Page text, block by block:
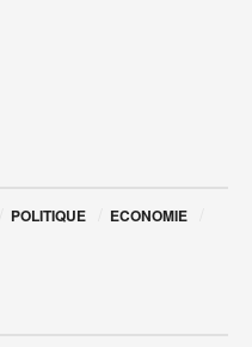
POLITIQUE
ECONOMIE